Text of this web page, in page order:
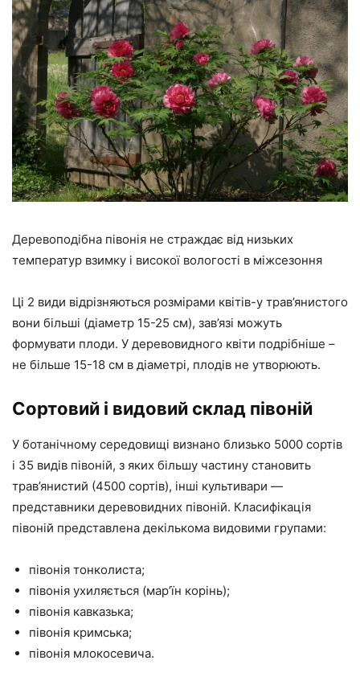
Деревоподібна півонія не страждає від низьких
температур взимку і високої вологості в міжсезоння
Ці 2 види відрізняються розмірами квітів-у трав’янистого
вони більші (діаметр 15-25 см), зав’язі можуть
формувати плоди. У деревовидного квіти подрібніше –
не більше 15-18 см в діаметрі, плодів не утворюють.
Сортовий і видовий склад півоній
У ботанічному середовищі визнано близько 5000 сортів
і 35 видів півоній, з яких більшу частину становить
трав’янистий (4500 сортів), інші культивари —
представники деревовидних півоній. Класифікація
півоній представлена декількома видовими групами:
півонія тонколиста;
півонія ухиляється (мар’їн корінь);
півонія кавказька;
півонія кримська;
півонія млокосевича.